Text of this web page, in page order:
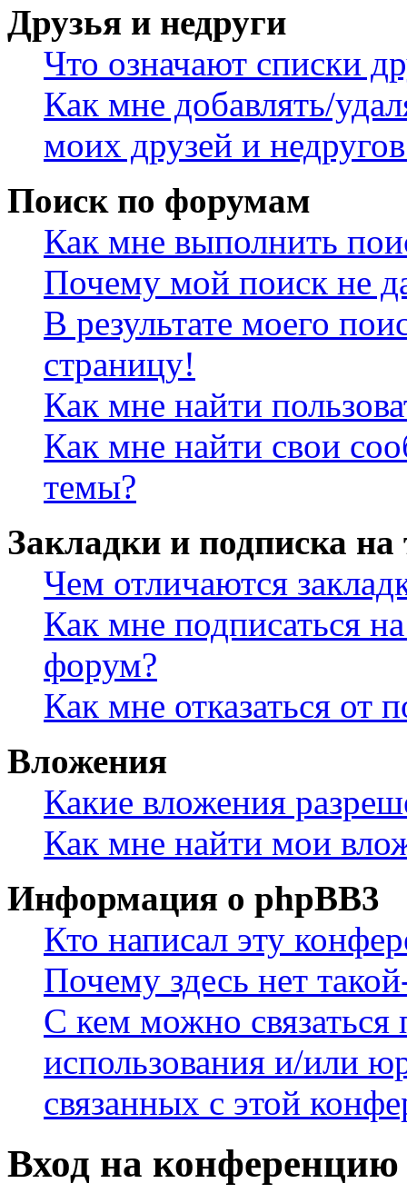
Друзья и недруги
Что означают списки
Как мне добавлять/
моих друзей и
Поиск по форумам
Как мне выполнить
Почему мой поиск не
В результате моего
страницу!
Как мне найти
Как мне найти свои
темы?
Закладки и подписка
Чем отличаются
Как мне подписаться
форум?
Как мне отказаться от
Вложения
Какие вложения
Как мне найти мои
Информация о phpBB3
Кто написал эту
Почему здесь нет
С кем можно связаться
использования и/или
связанных с этой
Вход на конференцию